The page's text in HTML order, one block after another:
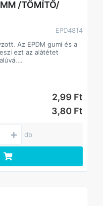
/TÖMÍTŐ/
EPD4814
Az EPDM gumi és a
ezt az alátétet
acél
2,99 Ft
3,80 Ft
db